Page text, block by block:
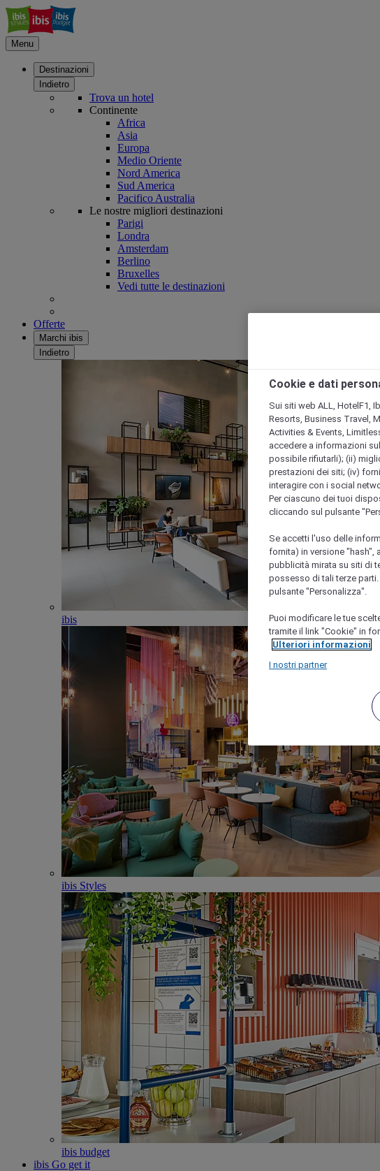
Menu
Destinazioni
Indietro
Trova un hotel
Continente
Africa
Asia
Europa
Medio Oriente
Nord America
Sud America
Pacifico Australia
Le nostre migliori destinazioni
Parigi
Londra
Amsterdam
Berlino
Bruxelles
Vedi tutte le destinazioni
Offerte
Marchi ibis
Indietro
ibis
ibis Styles
ibis budget
ibis Go get it
Cookie e dati
Sui siti web ALL, HotelF1,
Resorts, Business Travel,
Activities & Events,
accedere a informazioni
possibile rifiutarli); (ii)
prestazioni dei siti; (iv)
interagire con i social
Per ciascuno dei tuoi
cliccando sul pulsante
Se accetti l'uso delle
fornita) in versione "hash",
pubblicità mirata su siti di
possesso di tali terze
pulsante "Personalizza".
Puoi modificare le tue
tramite il link "Cookie" in
Ulteriori informazioni
I nostri partner